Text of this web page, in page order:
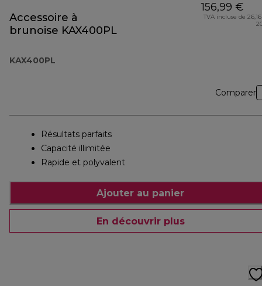
Accessoire à
brunoise KAX400PL
KAX400PL
156,99 €
TVA incluse de
Comparer
Résultats parfaits
Capacité illimitée
Rapide et polyvalent
Ajouter au panier
En découvrir plus